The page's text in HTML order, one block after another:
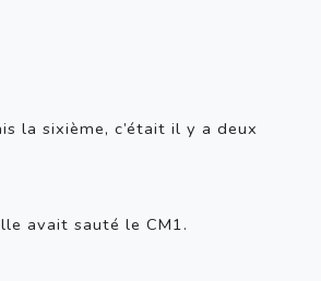
la sixième, c’était il y a deux
avait sauté le CM1.